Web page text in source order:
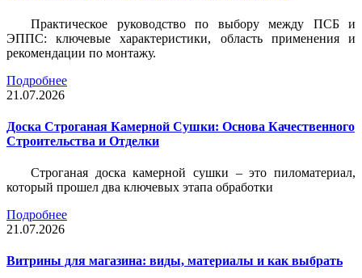
Практическое руководство по выбору между ПСБ и
ЭППС: ключевые характеристики, область применения и
рекомендации по монтажу.
Подробнее
21.07.2026
Доска Строганая Камерной Сушки: Основа Качественного
Строительства и Отделки
Строганая доска камерной сушки – это пиломатериал,
который прошел два ключевых этапа обработки
Подробнее
21.07.2026
Витрины для магазина: виды, материалы и как выбрать